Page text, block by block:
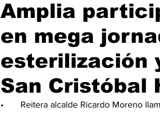
Amplia
en mega
esterilización
San Cristóbal
•	Reitera alcalde Ricardo Moreno